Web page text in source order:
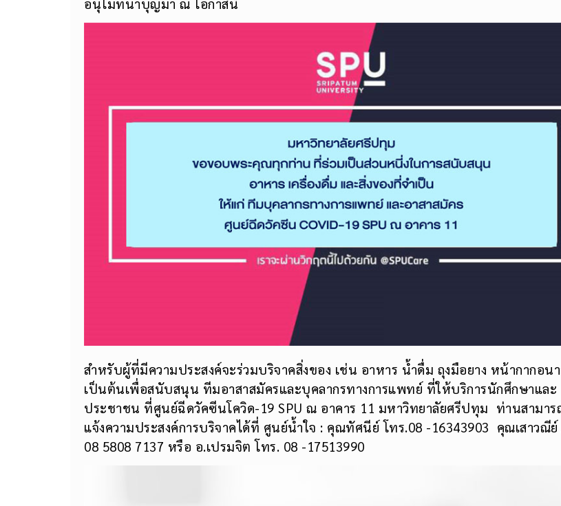
อนุโมทนาบุญมา ณ โอกาสนี้
สำหรับผู้ที่มีความประสงค์จะร่วมบริจาคสิ่งของ เช่น อาหาร น้ำดื่ม ถุงมือยาง หน้ากากอน
เป็นต้นเพื่อสนับสนุน ทีมอาสาสมัครและบุคลากรทางการแพทย์ ที่ให้บริการนักศึกษาและ
ประชาชน ที่ศูนย์ฉีดวัคซีนโควิด-19 SPU ณ อาคาร 11 มหาวิทยาลัยศรีปทุม ท่านสามาร
แจ้งความประสงค์การบริจาคได้ที่ ศูนย์น้ำใจ : คุณทัศนีย์ โทร.08 -16343903 คุณเสาวณี
08 5808 7137 หรือ อ.เปรมจิต โทร. 08 -17513990